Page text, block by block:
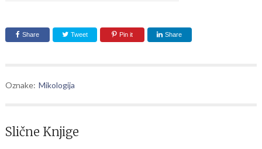
Share Tweet Pin it Share
Oznake: Mikologija
Slične Knjige